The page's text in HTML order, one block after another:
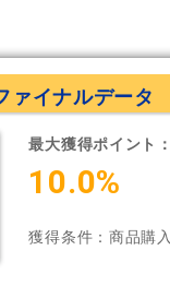
ァイナルデータ
最大獲得ポイント：
10.0%
獲得条件：商品購入